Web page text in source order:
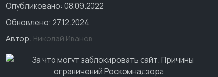
Опубликовано: 08.09.2022
Обновлено: 27.12.2024
Автор: Николай Иванов